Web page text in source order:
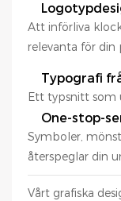
Att införliva
relevanta för din
Typografi
Ett typsnitt som
One-stop-
Symboler,
återspeglar din
Vårt grafiska